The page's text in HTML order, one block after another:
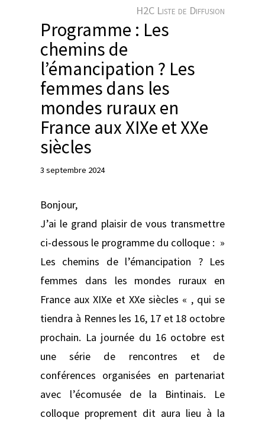
H2C Liste de Diffusion
Programme : Les
chemins de
l’émancipation ? Les
femmes dans les
mondes ruraux en
France aux XIXe et XXe
siècles
3 septembre 2024
Bonjour,
J’ai le grand plaisir de vous transmettre
ci-dessous le programme du colloque : »
Les chemins de l’émancipation ? Les
femmes dans les mondes ruraux en
France aux XIXe et XXe siècles « , qui se
tiendra à Rennes les 16, 17 et 18 octobre
prochain. La journée du 16 octobre est
une série de rencontres et de
conférences organisées en partenariat
avec l’écomusée de la Bintinais. Le
colloque proprement dit aura lieu à la